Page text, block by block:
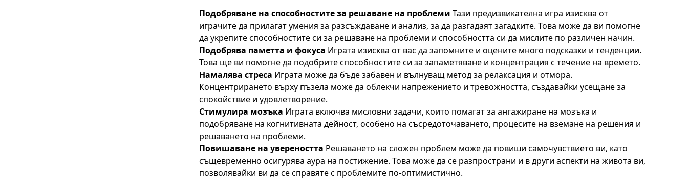
Подобряване на способностите за решаване на проблеми Тази предизвикателна игра изисква от
играчите да прилагат умения за разсъждаване и анализ, за да разгадаят загадките. Това може да ви помогне
да укрепите способностите си за решаване на проблеми и способността си да мислите по различен начин.
Подобрява паметта и фокуса Играта изисква от вас да запомните и оцените много подсказки и тенденции.
Това ще ви помогне да подобрите способностите си за запаметяване и концентрация с течение на времето.
Намалява стреса Играта може да бъде забавен и вълнуващ метод за релаксация и отмора.
Концентрирането върху пъзела може да облекчи напрежението и тревожността, създавайки усещане за
спокойствие и удовлетворение.
Стимулира мозъка Играта включва мисловни задачи, които помагат за ангажиране на мозъка и
подобряване на когнитивната дейност, особено на съсредоточаването, процесите на вземане на решения и
решаването на проблеми.
Повишаване на увереността Решаването на сложен проблем може да повиши самочувствието ви, като
същевременно осигурява аура на постижение. Това може да се разпространи и в други аспекти на живота ви,
позволявайки ви да се справяте с проблемите по-оптимистично.